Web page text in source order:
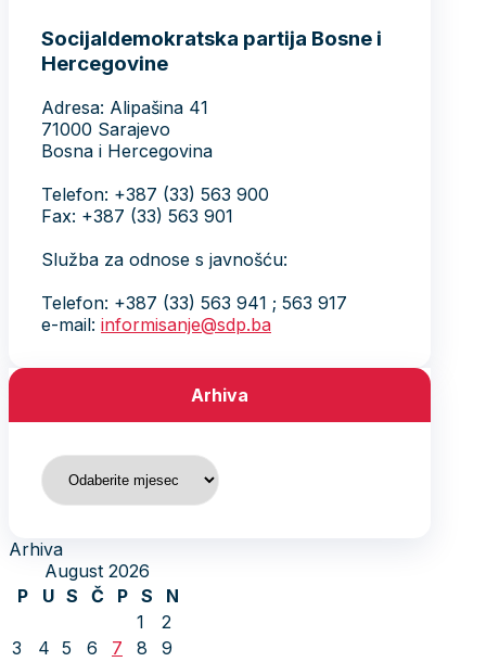
Socijaldemokratska partija Bosne i
Hercegovine
Adresa: Alipašina 41
71000 Sarajevo
Bosna i Hercegovina
Telefon: +387 (33) 563 900
Fax: +387 (33) 563 901
Služba za odnose s javnošću:
Telefon: +387 (33) 563 941 ; 563 917
e-mail: informisanje@sdp.ba
Arhiva
Arhiva
Arhiva
August 2026
P
U S Č P S
N
1
2
3
4 5 6 7 8
9